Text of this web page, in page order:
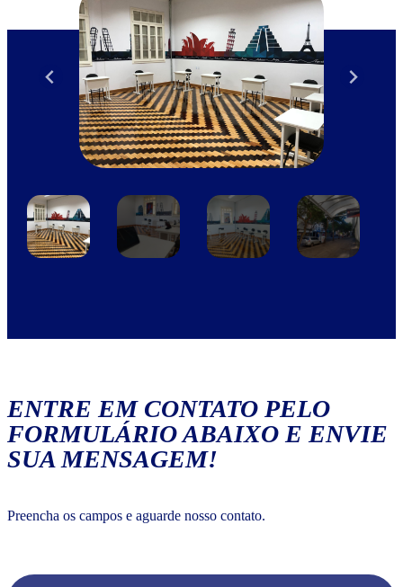
ENTRE EM CONTATO PELO
FORMULÁRIO ABAIXO E ENVIE
SUA MENSAGEM!
Preencha os campos e aguarde nosso contato.